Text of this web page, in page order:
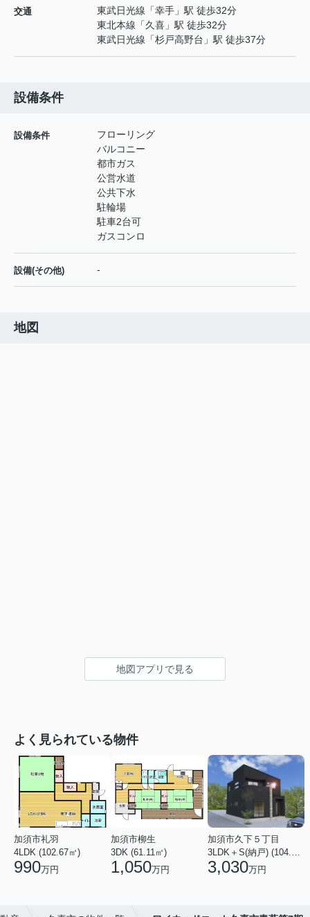
交通 東武日光線 「幸手 」駅 徒歩32分
東北本線 「久喜 」駅 徒歩32分
東武日光線 「杉戸高野台 」駅 徒歩37分
設備条件
設備条件
フローリング
バルコニー
都市ガス
公営水道
公共下水
駐輪場
駐車2台可
ガスコンロ
設備(その他) -
地図
地図アプリで見る
よく見られている物件
加須市礼羽
4LDK (102.67㎡)
990万円
加須市柳生
3DK (61.11㎡)
1,050万円
加須市久下５丁目
3LDK＋S(納戸) (104.33㎡)
3,030万円